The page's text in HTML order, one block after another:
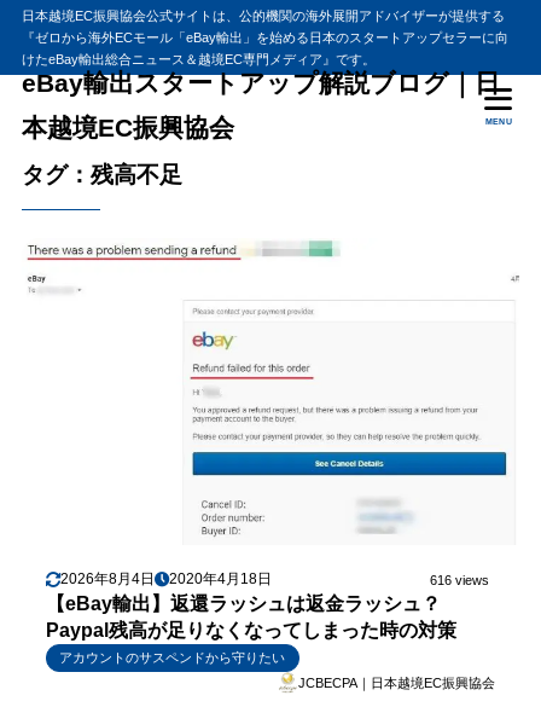
日本越境EC振興協会公式サイトは、公的機関の海外展開アドバイザーが提供する
『ゼロから海外ECモール「eBay輸出」を始める日本のスタートアップセラーに向
けたeBay輸出総合ニュース＆越境EC専門メディア』です。
eBay輸出スタートアップ解説ブログ｜日
本越境EC振興協会
MENU
タグ：残高不足
2026年8月4日 2020年4月18日 616 views
【eBay輸出】返還ラッシュは返金ラッシュ？
Paypal残高が足りなくなってしまった時の対策
アカウントのサスペンドから守りたい
JCBECPA｜日本越境EC振興協会